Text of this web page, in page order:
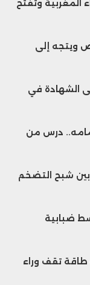
المغربية وتفتح
ويتجه إلى
الشهادة في
درس من
بين شبح التضخم
ضبابية
طاقة تقف وراء